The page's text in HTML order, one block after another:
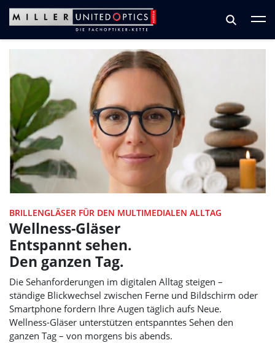
Zum Hauptinhalt springen
Zum Footer springen
BRILLENGLÄSER FÜR DEN MULTIMEDIALEN ALLTAG
Wellness-Gläser
Entspannt sehen.
Den ganzen Tag.
Die Sehanforderungen im digitalen Alltag steigen –
ständige Blickwechsel zwischen Ferne und Bildschirm oder
Smartphone fordern Ihre Augen täglich aufs Neue.
Wellness-Gläser unterstützen entspanntes Sehen den
ganzen Tag – von morgens bis abends.